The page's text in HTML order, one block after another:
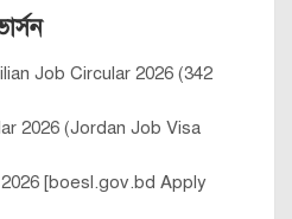
Job Circular 2026 (342
2026 (Jordan Job Visa
[boesl.gov.bd Apply